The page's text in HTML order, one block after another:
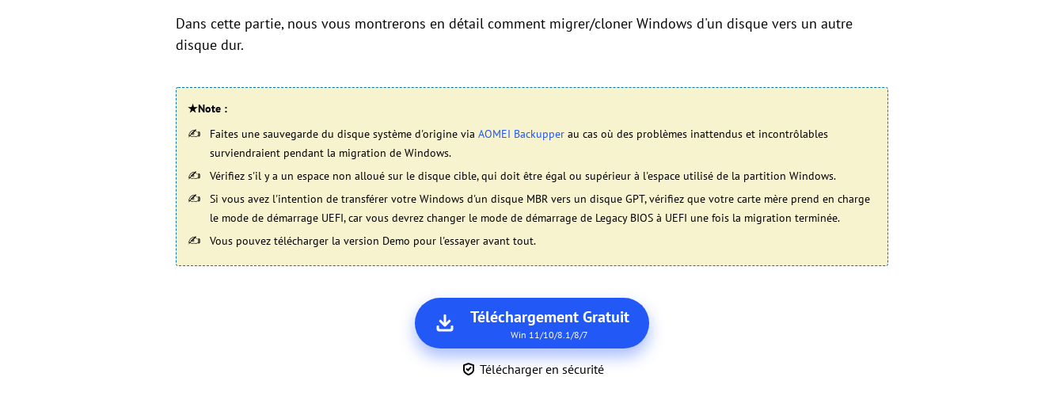
Dans cette partie, nous vous montrerons en détail comment migrer/cloner Windows d'un disque vers un autre
disque dur.
★Note :
Faites une sauvegarde du disque système d'origine via AOMEI Backupper au cas où des problèmes inattendus et incontrôlables
surviendraient pendant la migration de Windows.
Vérifiez s'il y a un espace non alloué sur le disque cible, qui doit être égal ou supérieur à l'espace utilisé de la partition Windows.
Si vous avez l'intention de transférer votre Windows d'un disque MBR vers un disque GPT, vérifiez que votre carte mère prend en charge
le mode de démarrage UEFI, car vous devrez changer le mode de démarrage de Legacy BIOS à UEFI une fois la migration terminée.
Vous pouvez télécharger la version Demo pour l'essayer avant tout.
Téléchargement Gratuit
Win 11/10/8.1/8/7
Télécharger en sécurité